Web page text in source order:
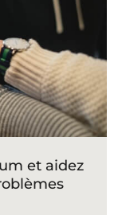
et aidez